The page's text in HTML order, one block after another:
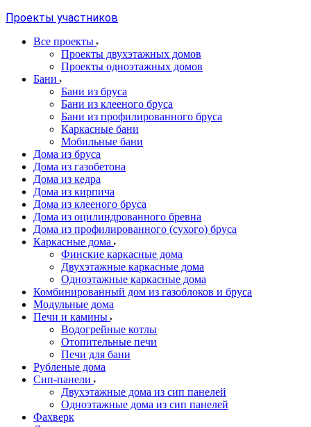
Проекты участников
Все проекты
Проекты двухэтажных домов
Проекты одноэтажных домов
Бани
Бани из бруса
Бани из клееного бруса
Бани из профилированного бруса
Каркасные бани
Мобильные бани
Дома из бруса
Дома из газобетона
Дома из кедра
Дома из кирпича
Дома из клееного бруса
Дома из оцилиндрованного бревна
Дома из профилированного (сухого) бруса
Каркасные дома
Финские каркасные дома
Двухэтажные каркасные дома
Одноэтажные каркасные дома
Комбинированный дом из газоблоков и бруса
Модульные дома
Печи и камины
Водогрейные котлы
Отопительные печи
Печи для бани
Рубленые дома
Сип-панели
Двухэтажные дома из сип панелей
Одноэтажные дома из сип панелей
Фахверк